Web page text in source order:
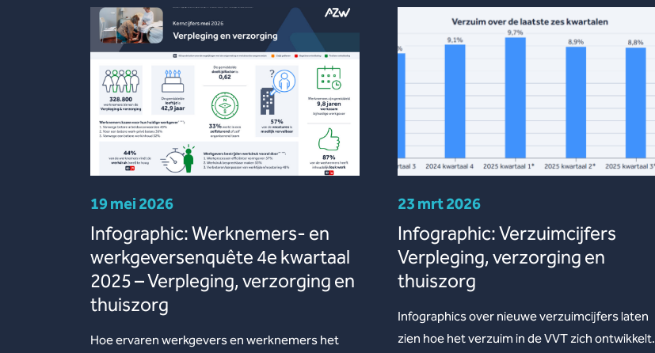
19 mei 2026
Infographic: Werknemers- en
werkgeversenquête 4e kwartaal
2025 – Verpleging, verzorging en
thuiszorg
Hoe ervaren werkgevers en werknemers het
23 mrt 2026
Infographic: Verzuimcijfers
Verpleging, verzorging en
thuiszorg
Infographics over nieuwe verzuimcijfers laten
zien hoe het verzuim in de VVT zich ontwikkelt.